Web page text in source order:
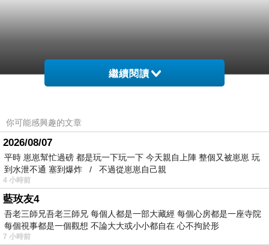
繼續閱讀
你可能感興趣的文章
2026/08/07
平時 崽崽幫忙過磅 都是玩一下玩一下 今天親自上陣 整個又被崽崽 玩
到水泄不通 塞到爆炸 / 不過從崽崽自己親
4 小時前
藍玫友4
吾老三師兄吾老三師兄 每個人都是一部大藏經 每個心房都是一座寺院
每個視事都是一個觀想 不論大大或小小都自在 心不拘於形
7 小時前